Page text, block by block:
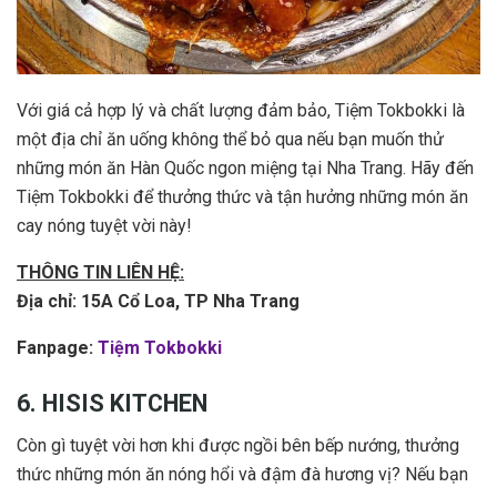
Với giá cả hợp lý và chất lượng đảm bảo, Tiệm Tokbokki là
một địa chỉ ăn uống không thể bỏ qua nếu bạn muốn thử
những món ăn Hàn Quốc ngon miệng tại Nha Trang. Hãy đến
Tiệm Tokbokki để thưởng thức và tận hưởng những món ăn
cay nóng tuyệt vời này!
THÔNG TIN LIÊN HỆ:
Địa chỉ: 15A Cổ Loa, TP Nha Trang
Fanpage: Tiệm Tokbokki
6. HISIS KITCHEN
Còn gì tuyệt vời hơn khi được ngồi bên bếp nướng, thưởng
thức những món ăn nóng hổi và đậm đà hương vị? Nếu bạn